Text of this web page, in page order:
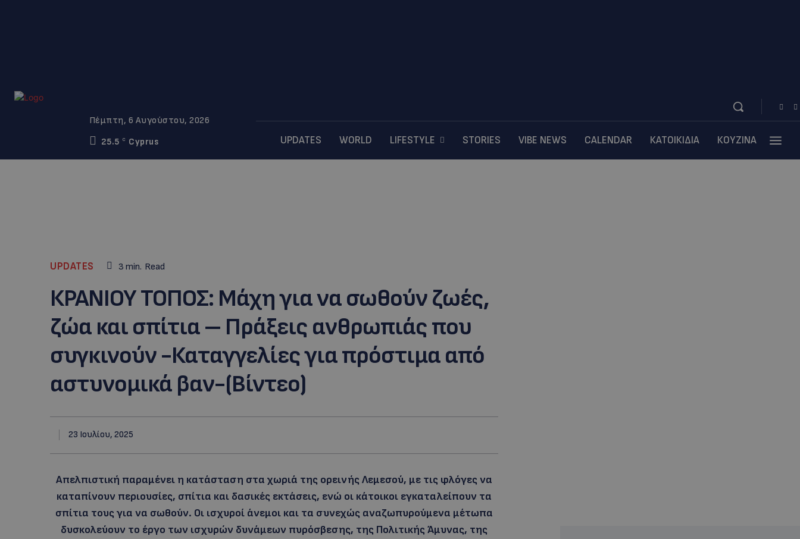
Πέμπτη, 6 Αυγούστου, 2026
25.5
C Cyprus UPDATES WORLD LIFESTYLE STORIES VIBE NEWS CALENDAR ΚΑΤΟΙΚΙΔΙΑ ΚΟΥΖΙΝΑ
UPDATES 3 min. Read
ΚΡΑΝΙΟΥ ΤΟΠΟΣ: Μάχη για να σωθούν ζωές,
ζώα και σπίτια – Πράξεις ανθρωπιάς που
συγκινούν -Καταγγελίες για πρόστιμα από
αστυνομικά βαν-(Βίντεο)
23 Ιουλίου, 2025
Απελπιστική παραμένει η κατάσταση στα χωριά της ορεινής Λεμεσού, με τις φλόγες να
καταπίνουν περιουσίες, σπίτια και δασικές εκτάσεις, ενώ οι κάτοικοι εγκαταλείπουν τα
σπίτια τους για να σωθούν. Οι ισχυροί άνεμοι και τα συνεχώς αναζωπυρούμενα μέτωπα
δυσκολεύουν το έργο των ισχυρών δυνάμεων πυρόσβεσης, της Πολιτικής Άμυνας, της